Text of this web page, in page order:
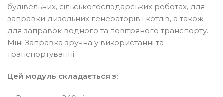
будівельних, сільськогосподарських роботах, для
заправки дизельних генераторів і котлів, а також
для заправок водного та повітряного транспорту.
Міні Заправка зручна у використанні та
транспортуванні.
Цей модуль складається з: